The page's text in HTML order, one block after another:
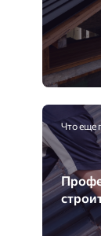
Что еще